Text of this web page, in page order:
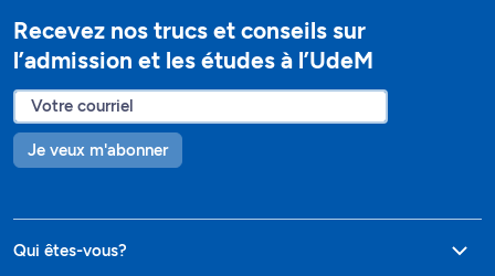
Recevez nos trucs et conseils sur
l’admission et les études à l’UdeM
Je veux m'abonner
Qui êtes-vous?